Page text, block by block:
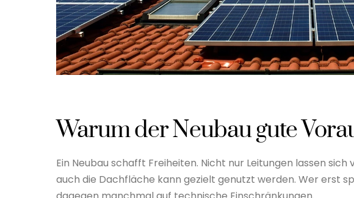
Warum der Neubau gute
Ein Neubau schafft Freiheiten. Nicht nur Leitungen lassen
auch die Dachfläche kann gezielt genutzt werden. Wer erst